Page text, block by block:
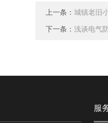
上一条： 城镇老旧
下一条： 浅谈电气
服